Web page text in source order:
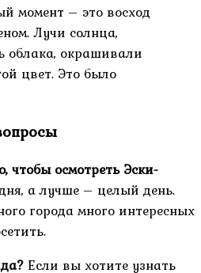
момент – это восход
Лучи солнца,
облака, окрашивали
цвет. Это было
чтобы осмотреть Эски-
а лучше – целый день.
города много интересных
Если вы хотите узнать